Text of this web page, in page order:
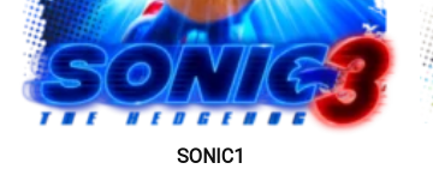
SONIC1